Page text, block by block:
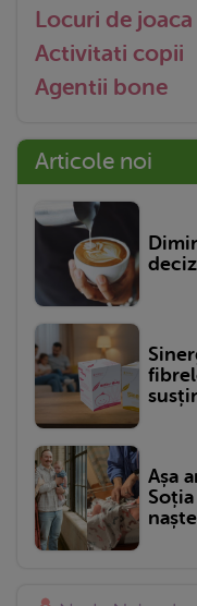
Locuri de joaca
Activitati copii
Agentii bone
Articole noi
Așa